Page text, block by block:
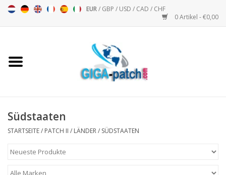
EUR/ GBP / USD / CAD / CHF
0 Artikel - €0,00
Motorsport - Sport
Südstaaten
STARTSEITE/ PATCH II / LÄNDER/ SÜDSTAATEN